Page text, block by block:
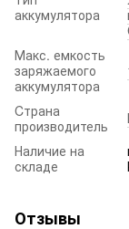
аккумулятора
Макс. емкость
заряжаемого
аккумулятора
Cтрана
производитель
Наличие на
складе
Отзывы